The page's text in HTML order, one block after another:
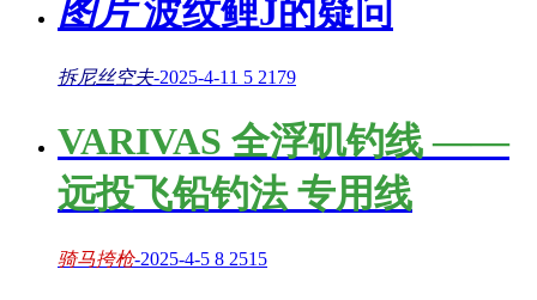
图片波纹鲤J的疑问
拆尼丝空夫-2025-4-11 5 2179
VARIVAS 全浮矶钓线 ——
远投飞铅钓法 专用线
骑马挎枪-2025-4-5 8 2515